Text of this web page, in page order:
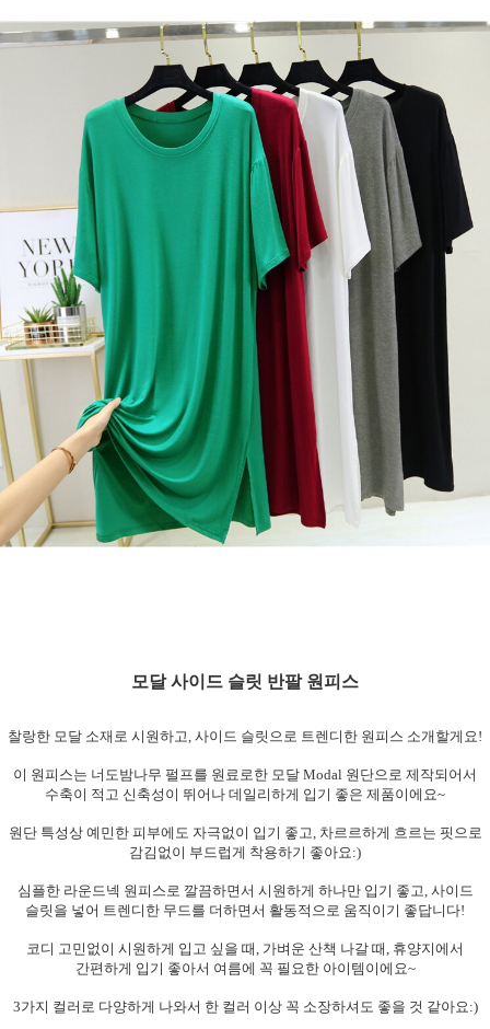
모달 사이드 슬릿 반팔 원피스
찰랑한 모달 소재로 시원하고, 사이드 슬릿으로 트렌디한 원피스 소개할게요!
이 원피스는 너도밤나무 펄프를 원료로한 모달 Modal 원단으로 제작되어서
수축이 적고 신축성이 뛰어나 데일리하게 입기 좋은 제품이에요~
원단 특성상 예민한 피부에도 자극없이 입기 좋고, 차르르하게 흐르는 핏으로
감김없이 부드럽게 착용하기 좋아요:)
심플한 라운드넥 원피스로 깔끔하면서 시원하게 하나만 입기 좋고, 사이드
슬릿을 넣어 트렌디한 무드를 더하면서 활동적으로 움직이기 좋답니다!
코디 고민없이 시원하게 입고 싶을 때, 가벼운 산책 나갈 때, 휴양지에서
간편하게 입기 좋아서 여름에 꼭 필요한 아이템이에요~
3가지 컬러로 다양하게 나와서 한 컬러 이상 꼭 소장하셔도 좋을 것 같아요:)